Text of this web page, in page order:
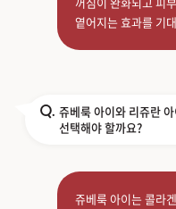
옅어지는 효과를 기
Q. 쥬베룩 아이와 리쥬란
선택해야 할까요?
쥬베룩 아이는 콜라